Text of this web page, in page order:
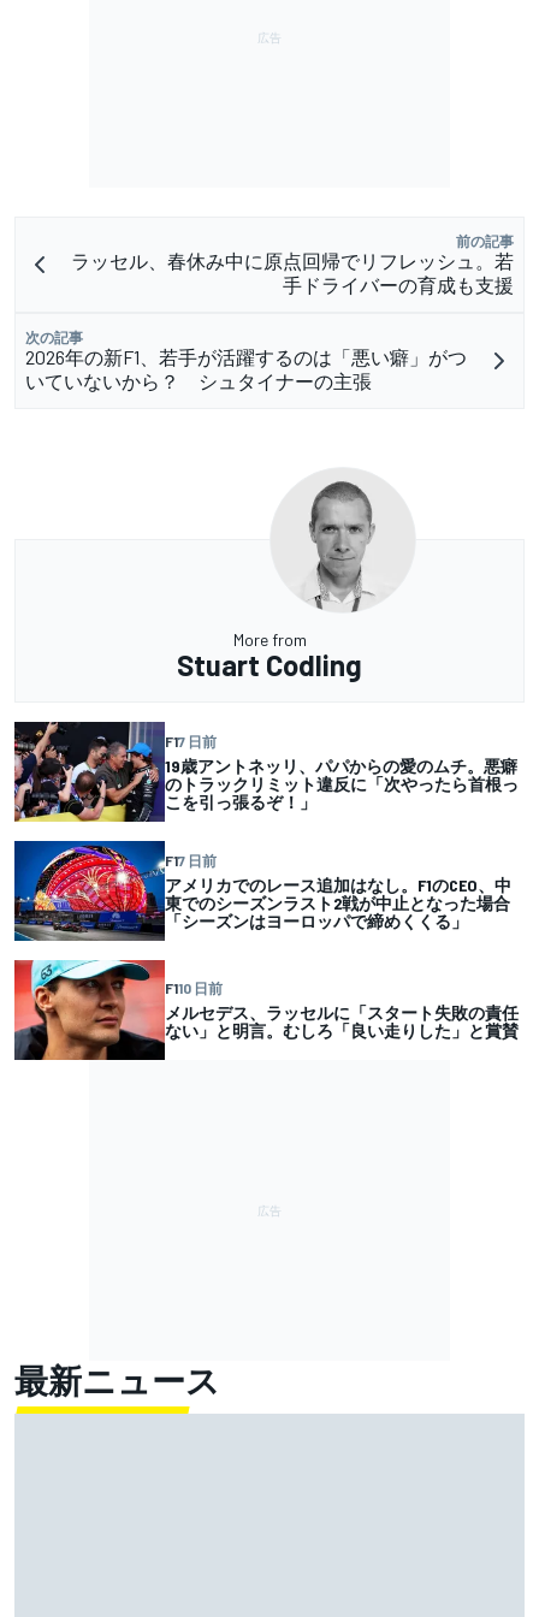
前の記事
ラッセル、春休み中に原点回帰でリフレッシュ。若
手ドライバーの育成も支援
次の記事
2026年の新F1、若手が活躍するのは「悪い癖」がつ
いていないから？ シュタイナーの主張
More from
Stuart Codling
F17 日前
19歳アントネッリ、パパからの愛のムチ。悪癖
のトラックリミット違反に「次やったら首根っ
こを引っ張るぞ！」
F17 日前
アメリカでのレース追加はなし。F1のCEO、中
東でのシーズンラスト2戦が中止となった場合
「シーズンはヨーロッパで締めくくる」
F110 日前
メルセデス、ラッセルに「スタート失敗の責任
ない」と明言。むしろ「良い走りした」と賞賛
最新ニュース